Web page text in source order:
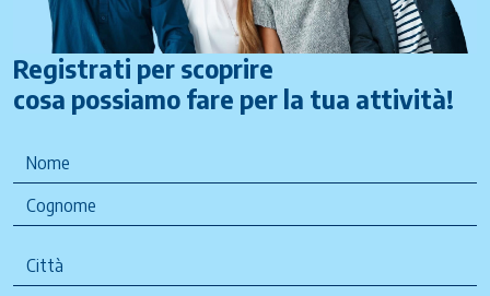
Registrati per scoprire
cosa possiamo fare per la tua attività!